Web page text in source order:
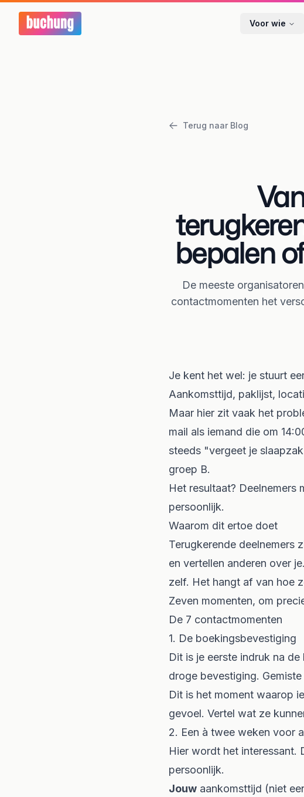
Voor wie
Terug naar Blog
bepalen
De meeste
contactmomenten het
Je kent het wel: je stuurt
Aankomsttijd, paklijst,
Maar hier zit vaak het
mail als iemand die om
steeds "vergeet je
groep B.
Het resultaat?
persoonlijk.
Waarom dit ertoe doet
Terugkerende deelnemers
en vertellen anderen over
zelf. Het hangt af van hoe
Zeven momenten, om
De 7 contactmomenten
1. De boekingsbevestiging
Dit is je eerste indruk na
droge bevestiging. Gemiste
Dit is het moment waarop
gevoel. Vertel wat ze
2. Een à twee weken voor
Hier wordt het interessant.
persoonlijk.
Jouw aankomsttijd (niet